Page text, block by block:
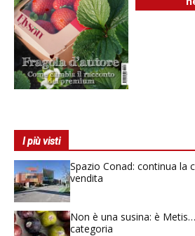
I più visti
Spazio Conad: continua la
vendita
Non è una susina: è
categoria